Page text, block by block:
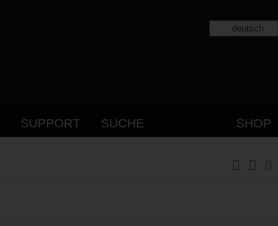
deutsch
SUPPORT SUCHE SHOP